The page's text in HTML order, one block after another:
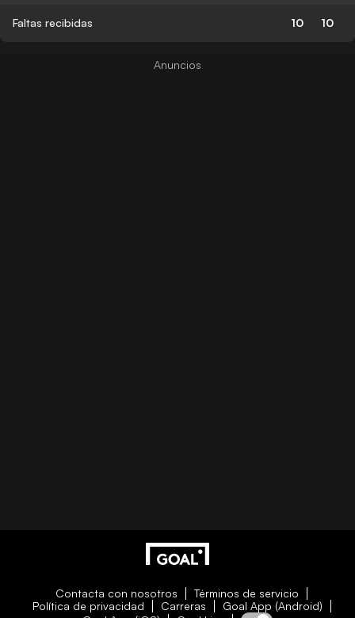
Faltas recibidas 10 10
Contacta con nosotros
Términos de servicio
Política de privacidad
Carreras
Goal App (Android)